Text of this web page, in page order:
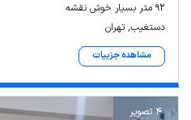
۹۲ متر بسیار خوش نقشه
دستغیب, تهران
مشاهده جزییات
4 تصویر